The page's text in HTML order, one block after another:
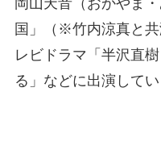
岡山天音（おかやま
国」（※竹内涼真と
レビドラマ「半沢直
る」などに出演して